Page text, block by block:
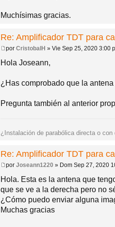
Muchísimas gracias.
Re: Amplificador TDT para
e
n
a
j
por CristobalH » Vie Sep 25, 2020 3:00
Hola Joseann,
¿Has comprobado que la
Pregunta también al anterior
¿Instalación de parabólica directa o
Re: Amplificador TDT para
e
n
s
a
j
e
por Joseann1220 » Dom Sep 27, 2020
Hola. Esta es la antena que
que se ve a la derecha pero no
¿Cómo puedo enviar alguna
Muchas gracias